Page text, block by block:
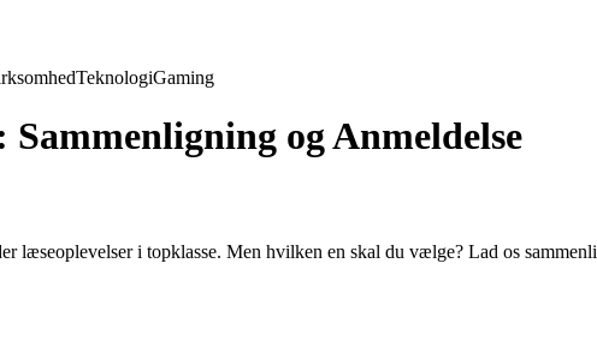
TeknologiGaming
og Anmeldelse
læseoplevelser i topklasse. Men hvilken en skal du vælge? Lad os